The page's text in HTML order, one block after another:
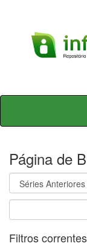
Skip
Página de
Filtros